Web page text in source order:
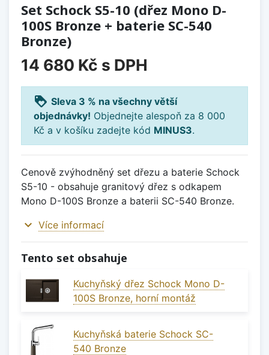
Set Schock S5-10 (dřez Mono D-
100S Bronze + baterie SC-540
Bronze)
14 680 Kč s DPH
loyalty Sleva 3 % na všechny větší
objednávky! Objednejte alespoň za 8 000
Kč a v košíku zadejte kód MINUS3.
Cenově zvýhodněný set dřezu a baterie Schock
S5-10 - obsahuje granitový dřez s odkapem
Mono D-100S Bronze a baterii SC-540 Bronze.
expand_more Více informací
Tento set obsahuje
Kuchyňský dřez Schock Mono D-
100S Bronze, horní montáž
Kuchyňská baterie Schock SC-
540 Bronze